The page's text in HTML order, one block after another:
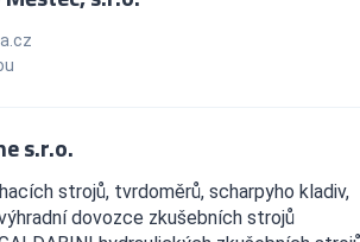
s.r.o.
strojů, tvrdoměrů, scharpyho kladiv,
dovozce zkušebních strojů